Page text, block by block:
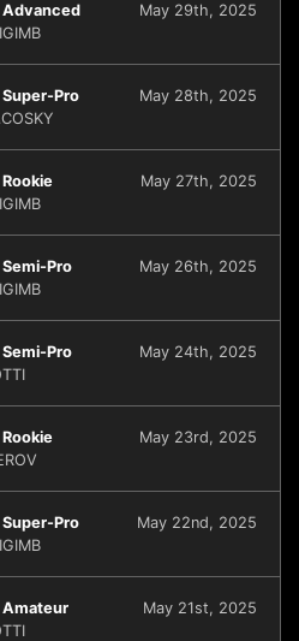
Advanced
May 29th, 2025
Pro
May 28th, 2025
May 27th, 2025
Pro
May 26th, 2025
Pro
May 24th, 2025
May 23rd, 2025
Pro
May 22nd, 2025
Amateur
May 21st, 2025